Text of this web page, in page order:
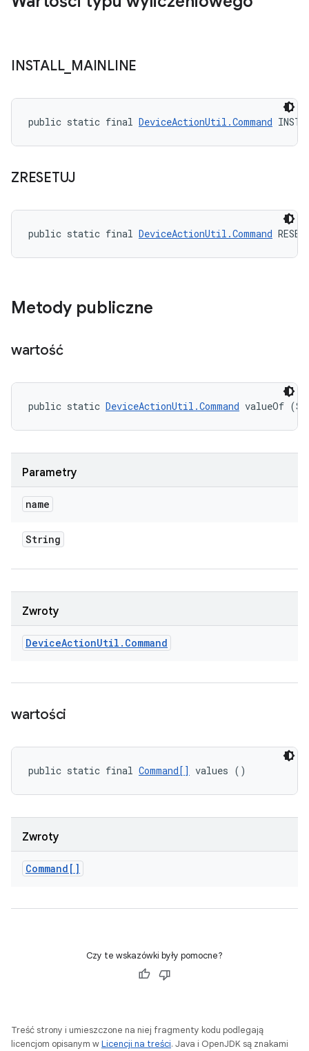
INSTALL_ MAINLINE
public static final DeviceActionUtil.Command
ZRESETUJ
public static final DeviceActionUtil.Command RESET
Metody publiczne
wartość
public static DeviceActionUtil.Command valueOf
Parametry
name
String
Zwroty
DeviceActionUtil . Command
wartości
public static final Command[] values ()
Zwroty
Command[]
Czy te wskazówki były pomocne?
Treść strony i umieszczone na niej fragmenty kodu podlegają
licencjom opisanym wLicencji na treści. Java i OpenJDK są znakami